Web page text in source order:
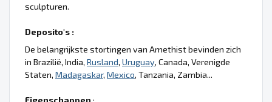
sculpturen.
Deposito's :
De belangrijkste stortingen van Amethist bevinden zich
in Brazilië, India, Rusland, Uruguay, Canada, Verenigde
Staten, Madagaskar, Mexico, Tanzania, Zambia...
Eigenschappen :